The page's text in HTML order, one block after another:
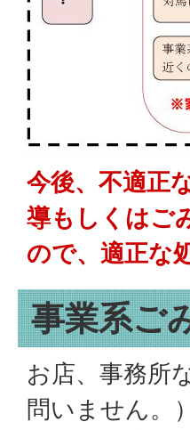
今後、不適正
導もしくはご
ので、適正な
事業系ご
お店、事務所
問いません。